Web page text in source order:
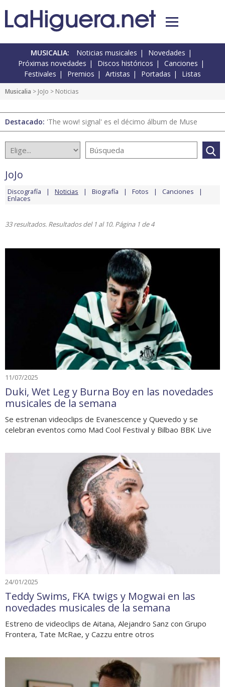
MUSICALIA: Noticias musicales
Novedades
Próximas novedades
Discos históricos
Canciones
Festivales
Premios Artistas Portadas Listas
Musicalia > JoJo > Noticias
Destacado: 'The wow! signal' es el décimo álbum de Muse
JoJo
Discografía Noticias Biografía Fotos Canciones
Enlaces
33 resultados. Resultados del 1 al 10. Página 1 de 4
11/07/2025
Duki, Wet Leg y Burna Boy en las novedades
musicales de la semana
Se estrenan videoclips de Evanescence y Quevedo y se
celebran eventos como Mad Cool Festival y Bilbao BBK Live
24/01/2025
Teddy Swims, FKA twigs y Mogwai en las
novedades musicales de la semana
Estreno de videoclips de Aitana, Alejandro Sanz con Grupo
Frontera, Tate McRae, y Cazzu entre otros